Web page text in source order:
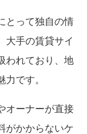
とって独自の情
大手の賃貸サイ
われており、地
です。
オーナーが直接
がかからないケ